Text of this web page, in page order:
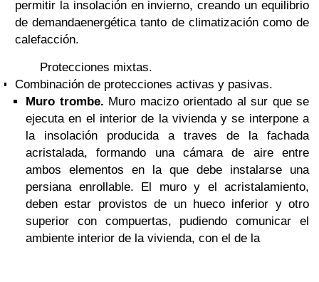
permitir la insolación en invierno, creando un equilibrio
dedemandaenergéticatanto de climatización como de
calefacción.
Protecciones mixtas.
Combinación de protecciones activas y pasivas.
Muro trombe. Muro macizo orientado al sur que se
ejecuta en el interior de la vivienda y se interpone a
la insolación producida a traves de la fachada
acristalada, formando una cámara de aire entre
ambos elementos en la que debe instalarse una
persiana enrollable. El muro y el acristalamiento,
deben estar provistos de un hueco inferior y otro
superior con compuertas, pudiendo comunicar el
ambiente interior de la vivienda, con el de la